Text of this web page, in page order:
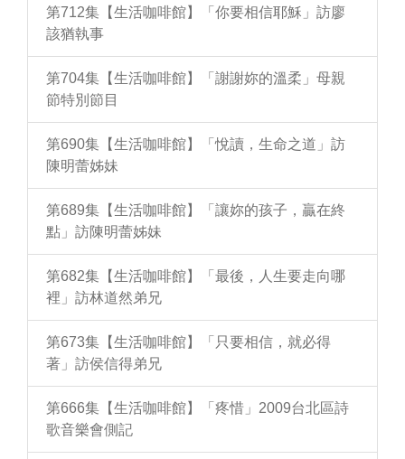
第712集【生活咖啡館】「你要相信耶穌」訪廖
該猶執事
第704集【生活咖啡館】「謝謝妳的溫柔」母親
節特別節目
第690集【生活咖啡館】「悅讀，生命之道」訪
陳明蕾姊妹
第689集【生活咖啡館】「讓妳的孩子，贏在終
點」訪陳明蕾姊妹
第682集【生活咖啡館】「最後，人生要走向哪
裡」訪林道然弟兄
第673集【生活咖啡館】「只要相信，就必得
著」訪侯信得弟兄
第666集【生活咖啡館】「疼惜」2009台北區詩
歌音樂會側記